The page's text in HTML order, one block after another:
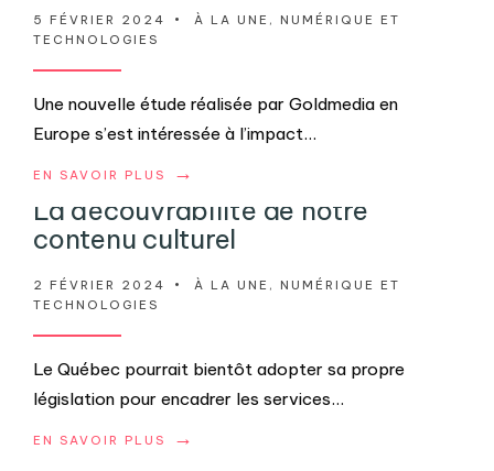
5 FÉVRIER 2024 • À LA UNE , NUMÉRIQUE ET
TECHNOLOGIES
Une nouvelle étude réalisée par Goldmedia en
Europe s’est intéressée à l’impact...
EN SAVOIR PLUS →
La découvrabilité de notre
contenu culturel
2 FÉVRIER 2024 • À LA UNE , NUMÉRIQUE ET
TECHNOLOGIES
Le Québec pourrait bientôt adopter sa propre
législation pour encadrer les services...
EN SAVOIR PLUS →